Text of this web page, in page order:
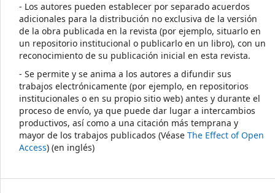
- Los autores pueden establecer por separado acuerdos
adicionales para la distribución no exclusiva de la versión
de la obra publicada en la revista (por ejemplo, situarlo en
un repositorio institucional o publicarlo en un libro), con un
reconocimiento de su publicación inicial en esta revista.
- Se permite y se anima a los autores a difundir sus
trabajos electrónicamente (por ejemplo, en repositorios
institucionales o en su propio sitio web) antes y durante el
proceso de envío, ya que puede dar lugar a intercambios
productivos, así como a una citación más temprana y
mayor de los trabajos publicados (Véase The Effect of Open
Access) (en inglés)